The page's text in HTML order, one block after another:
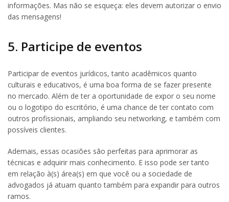
informações. Mas não se esqueça: eles devem autorizar o envio
das mensagens!
5. Participe de eventos
Participar de eventos jurídicos, tanto acadêmicos quanto
culturais e educativos, é uma boa forma de se fazer presente
no mercado. Além de ter a oportunidade de expor o seu nome
ou o logotipo do escritório, é uma chance de ter contato com
outros profissionais, ampliando seu networking, e também com
possíveis clientes.
Ademais, essas ocasiões são perfeitas para aprimorar as
técnicas e adquirir mais conhecimento. E isso pode ser tanto
em relação à(s) área(s) em que você ou a sociedade de
advogados já atuam quanto também para expandir para outros
ramos.